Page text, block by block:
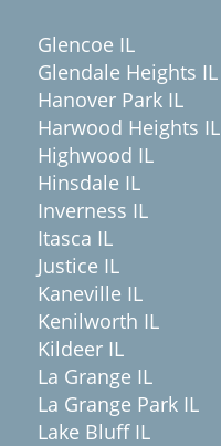
Glencoe IL
Glendale Heights IL
Hanover Park IL
Harwood Heights IL
Highwood IL
Hinsdale IL
Inverness IL
Itasca IL
Justice IL
Kaneville IL
Kenilworth IL
Kildeer IL
La Grange IL
La Grange Park IL
Lake Bluff IL